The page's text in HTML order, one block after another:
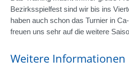
Bezirksspielfest sind wir bis ins
haben auch schon das Turnier in
freuen uns sehr auf die weitere
Weitere Informationen